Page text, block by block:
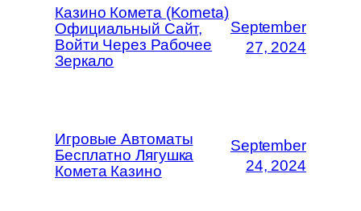
Казино Комета (Kometa)
Официальный Сайт,
Войти Через Рабочее
Зеркало
September
27, 2024
Игровые Автоматы
Бесплатно Лягушка
Комета Казино
September
24, 2024